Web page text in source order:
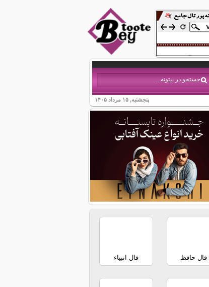
پنجشنبه, ۱۵ مرداد ۱۴۰۵
فال حافظ فال انبیاء